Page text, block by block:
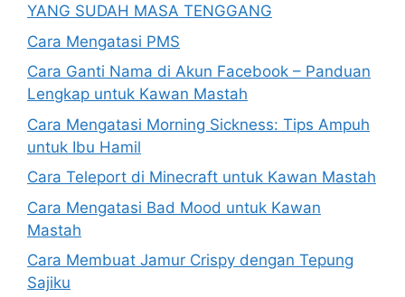
YANG SUDAH MASA TENGGANG
Cara Mengatasi PMS
Cara Ganti Nama di Akun Facebook – Panduan
Lengkap untuk Kawan Mastah
Cara Mengatasi Morning Sickness: Tips Ampuh
untuk Ibu Hamil
Cara Teleport di Minecraft untuk Kawan Mastah
Cara Mengatasi Bad Mood untuk Kawan
Mastah
Cara Membuat Jamur Crispy dengan Tepung
Sajiku